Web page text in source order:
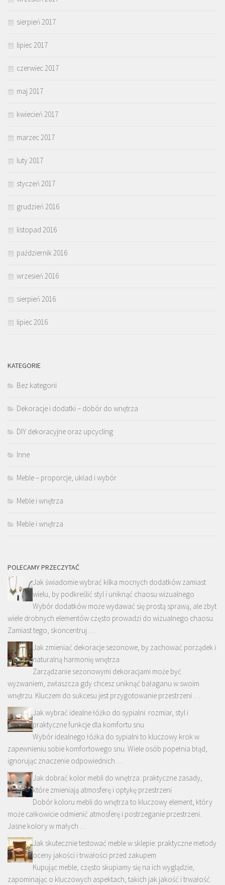
sierpień 2017
lipiec 2017
czerwiec 2017
maj 2017
kwiecień 2017
marzec 2017
luty 2017
styczeń 2017
grudzień 2016
listopad 2016
październik 2016
wrzesień 2016
sierpień 2016
lipiec 2016
KATEGORIE
Bez kategorii
Dekoracje i dodatki – dobór do wnętrza
DIY dekoracyjne oraz upcycling
Inne
Meble – proporcje, układ i wybór
Meble i wnętrza
Meble i wnętrza
POLECAMY PRZECZYTAĆ
Jak świadomie wybrać kilka mocnych dodatków zamiast
wielu, by podkreślić styl i uniknąć chaosu wizualnego
Wybór dodatków może wydawać się prostą sprawą, ale zbyt
wiele drobnych elementów często prowadzi do wizualnego chaosu.
Zamiast tego, skoncentruj …
Jak zmieniać dekoracje sezonowe, by zachować porządek i
naturalną harmonię wnętrza
Zarządzanie sezonowymi dekoracjami może być
wyzwaniem, zwłaszcza gdy chcesz uniknąć bałaganu w swoim
wnętrzu. Kluczem do sukcesu jest przygotowanie przestrzeni …
Jak wybrać idealne łóżko do sypialni: rozmiar, styl i
praktyczne funkcje dla komfortu snu
Wybór idealnego łóżka do sypialni to kluczowy krok w
zapewnieniu sobie komfortowego snu. Wiele osób popełnia błąd,
ignorując znaczenie odpowiednich …
Jak dobrać kolor mebli do wnętrza: praktyczne zasady,
które zmieniają atmosferę i optykę przestrzeni
Dobór koloru mebli do wnętrza to kluczowy element, który
może całkowicie odmienić atmosferę i postrzeganie przestrzeni.
Jasne kolory w małych …
Jak skutecznie testować meble w sklepie: praktyczne metody
oceny jakości i trwałości przed zakupem
Kupując meble, często skupiamy się na ich wyglądzie,
zapominając o kluczowych aspektach, takich jak jakość i trwałość.